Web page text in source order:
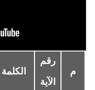
م
رقم
الآية
الكلمة